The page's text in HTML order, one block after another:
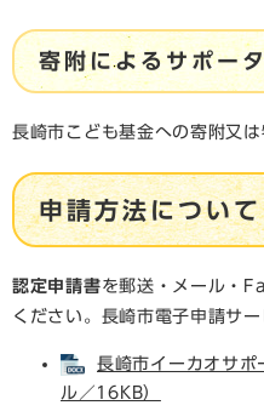
寄附によるサポー
長崎市こども基金への寄附又
申請方法について
認定申請書を郵送・メール・
ください。長崎市電子申請サ
長崎市イーカオサ
ル／16KB）